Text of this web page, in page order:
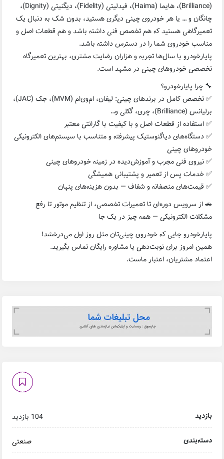
(Brilliance)، هایما (Haima)، فیدلیتی (Fidelity)، دیگنیتی (Dignity)،
چانگان و … یا هر خودروی چینی دیگری هستید، بدون شک به دنبال یک
تعمیرگاهی هستید که هم تخصص فنی داشته باشد و هم قطعات اصل و
مناسب خودروی شما را در دسترس داشته باشد.
پایارخودرو با سال‌ها تجربه و هزاران رضایت مشتری، بهترین تعمیرگاه
تخصصی خودروهای چینی در مشهد است.
🔧 چرا پایارخودرو؟
✅ تخصص کامل در برندهای چینی: لیفان، ام‌وی‌ام (MVM)، جک (JAC)،
برلیانس (Brilliance)، چری، گکلی و…
✅ استفاده از قطعات اصل و با کیفیت با گارانتی معتبر
✅ دستگاه‌های دیاگنوستیک پیشرفته و متناسب با سیستم‌های الکترونیکی
خودروهای چینی
✅ نیروی فنی مجرب و آموزش‌دیده در زمینه خودروهای چینی
✅ خدمات پس از تعمیر و پشتیبانی همیشگی
✅ قیمت‌های منصفانه و شفاف — بدون هزینه‌های پنهان
🚗 از سرویس دوره‌ای تا تعمیرات تخصصی، از تنظیم موتور تا رفع
مشکلات الکترونیکی — همه چیز در یک جا
پایارخودرو جایی که خودروی چینی‌تان مثل روز اول می‌درخشد!
همین امروز برای نوبت‌دهی یا مشاوره رایگان تماس بگیرید.
اعتماد مشتریان، اعتبار ماست.
بازدید 104 بازدید
دسته‌بندی صنعتی